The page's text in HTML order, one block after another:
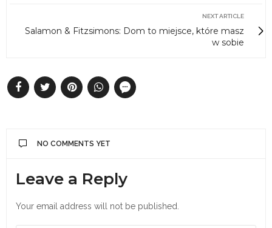
NEXT ARTICLE
Salamon & Fitzsimons: Dom to miejsce, które masz
w sobie
NO COMMENTS YET
Leave a Reply
Your email address will not be published.